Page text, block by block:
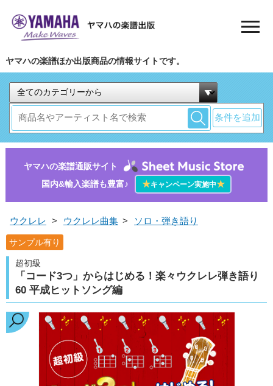
ヤマハの楽譜ほか出版商品の情報サイトです。
条件を追加
ヤマハの楽譜通販サイト
国内&輸入楽譜も豊富♪
★キャンペーン実施中★
ウクレレ > ウクレレ曲集 > ソロ・弾き語り
サンプル有り
超初級
「コード3つ」からはじめる！楽々ウクレレ弾き語り
60 平成ヒットソング編